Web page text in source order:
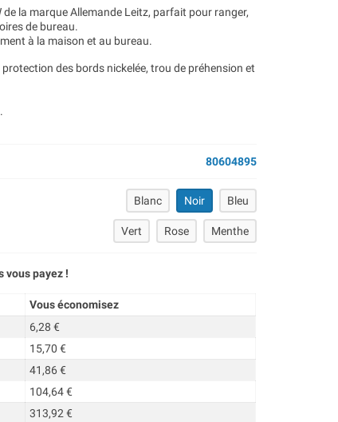
la marque Allemande Leitz, parfait pour ranger,
de bureau.
à la maison et au bureau.
des bords nickelée, trou de préhension et
80604895
Blanc Noir Bleu
Vert Rose Menthe
vous payez !
Vous économisez
6,28 €
15,70 €
41,86 €
104,64 €
313,92 €